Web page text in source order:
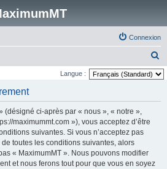
Connexion
e
Langue :
(désigné ci-après par « nous », « notre »,
maximummt.com »), vous acceptez d’être
suivantes. Si vous n’acceptez pas
toutes les conditions suivantes, alors
« MaximumMT ». Nous pouvons modifier
et nous ferons tout pour que vous en soyez